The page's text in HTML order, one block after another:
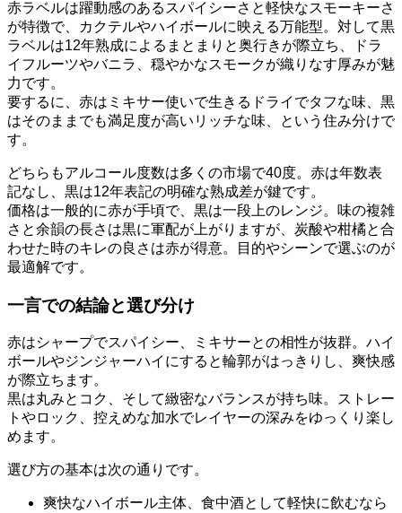
赤ラベルは躍動感のあるスパイシーさと軽快なスモーキーさ
が特徴で、カクテルやハイボールに映える万能型。対して黒
ラベルは12年熟成によるまとまりと奥行きが際立ち、ドラ
イフルーツやバニラ、穏やかなスモークが織りなす厚みが魅
力です。
要するに、赤はミキサー使いで生きるドライでタフな味、黒
はそのままでも満足度が高いリッチな味、という住み分けで
す。
どちらもアルコール度数は多くの市場で40度。赤は年数表
記なし、黒は12年表記の明確な熟成差が鍵です。
価格は一般的に赤が手頃で、黒は一段上のレンジ。味の複雑
さと余韻の長さは黒に軍配が上がりますが、炭酸や柑橘と合
わせた時のキレの良さは赤が得意。目的やシーンで選ぶのが
最適解です。
一言での結論と選び分け
赤はシャープでスパイシー、ミキサーとの相性が抜群。ハイ
ボールやジンジャーハイにすると輪郭がはっきりし、爽快感
が際立ちます。
黒は丸みとコク、そして緻密なバランスが持ち味。ストレー
トやロック、控えめな加水でレイヤーの深みをゆっくり楽し
めます。
選び方の基本は次の通りです。
爽快なハイボール主体、食中酒として軽快に飲むなら